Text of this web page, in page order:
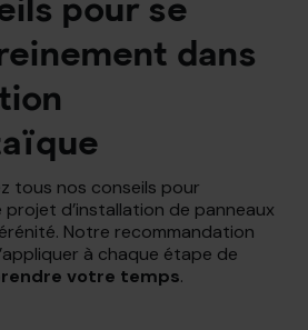
pour se
dans
tous nos conseils pour
d’installation de panneaux
Notre recommandation
à chaque étape de
votre temps.